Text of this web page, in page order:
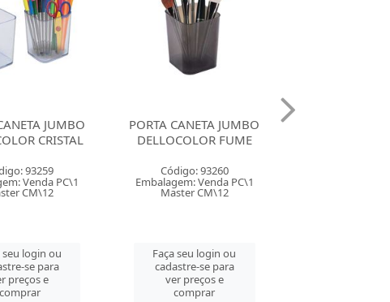
JUMBO
CRISTAL
93259
Venda PC\1
CM\12
seu login ou
se para
preços e
comprar
PORTA CANETA JUMBO
DELLOCOLOR FUME
Código: 93260
Embalagem: Venda PC\1
Master CM\12
Faça seu login ou
cadastre-se para
ver preços e
comprar